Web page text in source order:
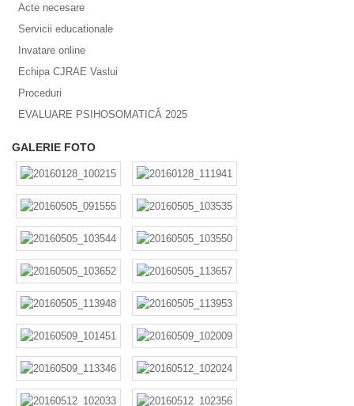
Acte necesare
Servicii educationale
Invatare online
Echipa CJRAE Vaslui
Proceduri
EVALUARE PSIHOSOMATICĂ 2025
GALERIE FOTO